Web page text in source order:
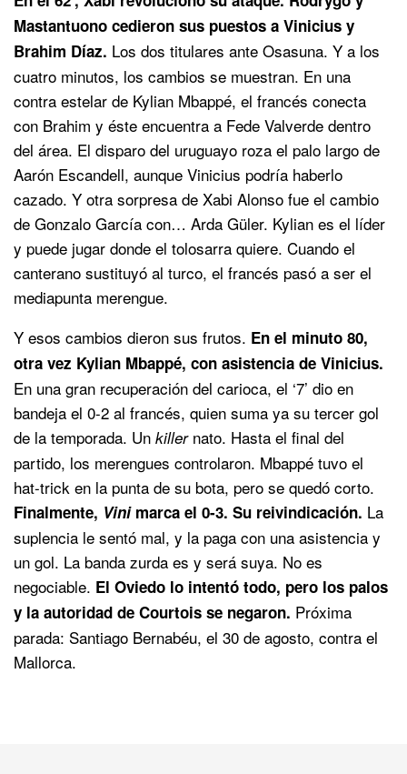
Mastantuono cedieron sus puestos a Vinicius y
Brahim Díaz. Los dos titulares ante Osasuna. Y a los
cuatro minutos, los cambios se muestran. En una
contra estelar de Kylian Mbappé, el francés conecta
con Brahim y éste encuentra a Fede Valverde dentro
del área. El disparo del uruguayo roza el palo largo de
Aarón Escandell, aunque Vinicius podría haberlo
cazado. Y otra sorpresa de Xabi Alonso fue el cambio
de Gonzalo García con… Arda Güler. Kylian es el líder
y puede jugar donde el tolosarra quiere. Cuando el
canterano sustituyó al turco, el francés pasó a ser el
mediapunta merengue.
Y esos cambios dieron sus frutos. En el minuto 80,
otra vez Kylian Mbappé, con asistencia de Vinicius.
En una gran recuperación del carioca, el ‘7’ dio en
bandeja el 0-2 al francés, quien suma ya su tercer gol
de la temporada. Un killernato. Hasta el final del
partido, los merengues controlaron. Mbappé tuvo el
hat-trick en la punta de su bota, pero se quedó corto.
Finalmente, Vinimarca el 0-3. Su reivindicación. La
suplencia le sentó mal, y la paga con una asistencia y
un gol. La banda zurda es y será suya. No es
negociable. El Oviedo lo intentó todo, pero los palos
y la autoridad de Courtois se negaron. Próxima
parada: Santiago Bernabéu, el 30 de agosto, contra el
Mallorca.